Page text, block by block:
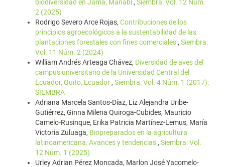
biodiversidad en Jama, Manabí, Siembra: Vol. 12 Núm.
2 (2025)
Rodrigo Severo Arce Rojas, Contribuciones de los
principios agroecológicos a la sustentabilidad de las
plantaciones forestales con fines comerciales , Siembra:
Vol. 11 Núm. 2 (2024)
William Andrés Arteaga Chávez, Diversidad de aves del
campus universitario de la Universidad Central del
Ecuador, Quito, Ecuador , Siembra: Vol. 4 Núm. 1 (2017):
SIEMBRA
Adriana Marcela Santos-Díaz, Liz Alejandra Uribe-
Gutiérrez, Ginna Milena Quiroga-Cubides, Mauricio
Camelo-Rusinque, Erika Patricia Martínez-Lemus, María
Victoria Zuluaga, Biopreparados en la agricultura
latinoamericana: Avances y tendencias , Siembra: Vol.
12 Núm. 1 (2025)
Urley Adrian Pérez Moncada, Marlon José Yacomelo-